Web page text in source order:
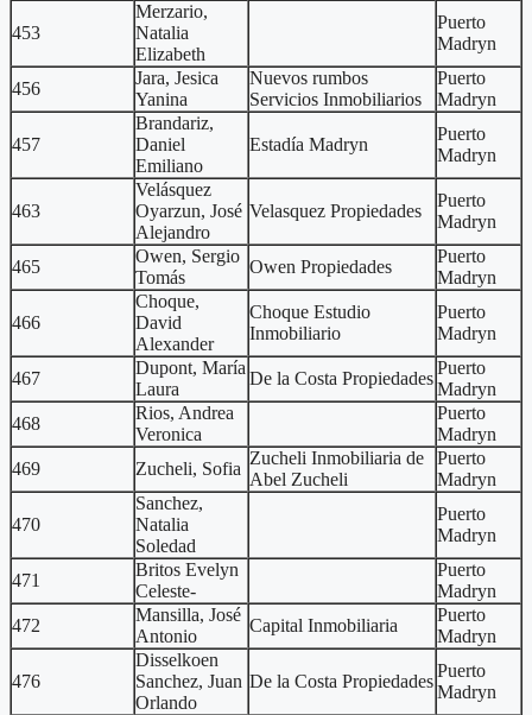
453
Merzario,
Natalia
Elizabeth
Puerto
Madryn
456
Jara, Jesica
Yanina
Nuevos rumbos
Servicios Inmobiliarios
Puerto
Madryn
457
Brandariz,
Daniel
Emiliano
Estadía Madryn
Puerto
Madryn
463
Velásquez
Oyarzun, José
Alejandro
Velasquez Propiedades
Puerto
Madryn
465
Owen, Sergio
Tomás
Owen Propiedades
Puerto
Madryn
466
Choque,
David
Alexander
Choque Estudio
Inmobiliario
Puerto
Madryn
467
Dupont, María
Laura
De la Costa Propiedades
Puerto
Madryn
468
Rios, Andrea
Veronica
Puerto
Madryn
469
Zucheli, Sofia
Zucheli Inmobiliaria de
Abel Zucheli
Puerto
Madryn
470
Sanchez,
Natalia
Soledad
Puerto
Madryn
471
Britos Evelyn
Celeste-
Puerto
Madryn
472
Mansilla, José
Antonio
Capital Inmobiliaria
Puerto
Madryn
476
Disselkoen
Sanchez, Juan
Orlando
De la Costa Propiedades
Puerto
Madryn